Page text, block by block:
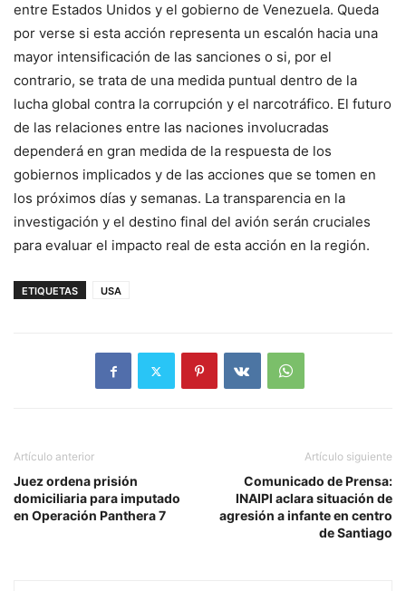
entre Estados Unidos y el gobierno de Venezuela. Queda
por verse si esta acción representa un escalón hacia una
mayor intensificación de las sanciones o si, por el
contrario, se trata de una medida puntual dentro de la
lucha global contra la corrupción y el narcotráfico. El futuro
de las relaciones entre las naciones involucradas
dependerá en gran medida de la respuesta de los
gobiernos implicados y de las acciones que se tomen en
los próximos días y semanas. La transparencia en la
investigación y el destino final del avión serán cruciales
para evaluar el impacto real de esta acción en la región.
ETIQUETAS USA
Artículo anterior
Juez ordena prisión
domiciliaria para imputado
en Operación Panthera 7
Artículo siguiente
Comunicado de Prensa:
INAIPI aclara situación de
agresión a infante en centro
de Santiago